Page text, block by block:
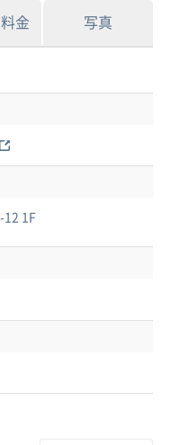
金 写真
12 1F